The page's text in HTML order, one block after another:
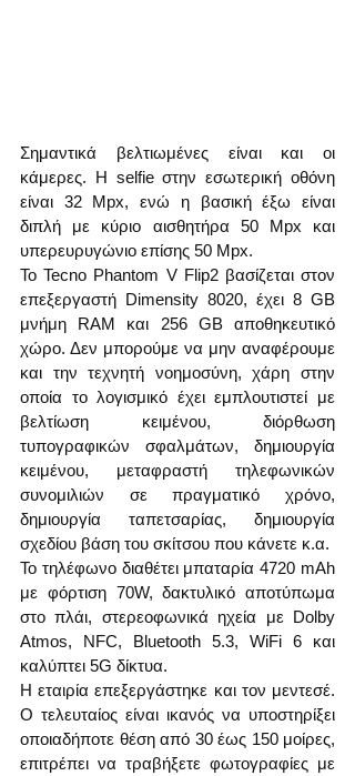
Σημαντικά βελτιωμένες είναι και οι
κάμερες. Η selfie στην εσωτερική οθόνη
είναι 32 Mpx, ενώ η βασική έξω είναι
διπλή με κύριο αισθητήρα 50 Mpx και
υπερευρυγώνιο επίσης 50 Mpx.
Το Tecno Phantom V Flip2 βασίζεται στον
επεξεργαστή Dimensity 8020, έχει 8 GB
μνήμη RAM και 256 GB αποθηκευτικό
χώρο. Δεν μπορούμε να μην αναφέρουμε
και την τεχνητή νοημοσύνη, χάρη στην
οποία το λογισμικό έχει εμπλουτιστεί με
βελτίωση κειμένου, διόρθωση
τυπογραφικών σφαλμάτων, δημιουργία
κειμένου, μεταφραστή τηλεφωνικών
συνομιλιών σε πραγματικό χρόνο,
δημιουργία ταπετσαρίας, δημιουργία
σχεδίου βάση του σκίτσου που κάνετε κ.α.
Το τηλέφωνο διαθέτει μπαταρία 4720 mAh
με φόρτιση 70W, δακτυλικό αποτύπωμα
στο πλάι, στερεοφωνικά ηχεία με Dolby
Atmos, NFC, Bluetooth 5.3, WiFi 6 και
καλύπτει 5G δίκτυα.
Η εταιρία επεξεργάστηκε και τον μεντεσέ.
Ο τελευταίος είναι ικανός να υποστηρίξει
οποιαδήποτε θέση από 30 έως 150 μοίρες,
επιτρέπει να τραβήξετε φωτογραφίες με